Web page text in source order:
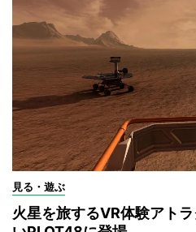
見る・遊ぶ
火星を旅するVR体験アト